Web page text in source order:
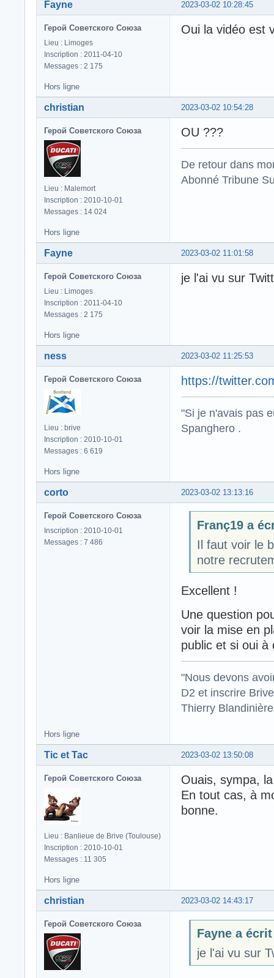
2023-03-02 10:28:45
Fayne
Герой Советского Союза
Lieu : Limoges
Inscription : 2011-04-10
Messages : 2 175
Oui la vidéo est
Hors ligne
2023-03-02 10:54:28
christian
Герой Советского Союза
Lieu : Malemort
Inscription : 2010-10-01
Messages : 14 024
OU ???
De retour dans
Abonné Tribune
Hors ligne
2023-03-02 11:01:58
Fayne
Герой Советского Союза
Lieu : Limoges
Inscription : 2011-04-10
Messages : 2 175
je l'ai vu sur
Hors ligne
2023-03-02 11:25:53
ness
Герой Советского Союза
Lieu : brive
Inscription : 2010-10-01
Messages : 6 619
https://
"Si je n'avais pas
Spanghero .
Hors ligne
2023-03-02 13:13:16
corto
Герой Советского Союза
Inscription : 2010-10-01
Messages : 7 486
Franç19 a
Il faut voir le
notre
Excellent !
Une question
voir la mise en
public et si oui à
"Nous devons
D2 et inscrire
Thierry
Hors ligne
2023-03-02 13:50:08
Tic et Tac
Герой Советского Союза
Lieu : Banlieue de Brive (Toulouse)
Inscription : 2010-10-01
Messages : 11 305
Ouais, sympa,
En tout cas, à
bonne.
Hors ligne
2023-03-02 14:43:17
christian
Герой Советского Союза
Fayne a
je l'ai vu sur